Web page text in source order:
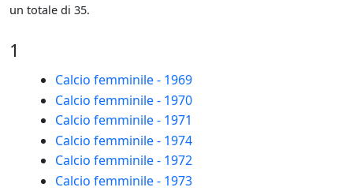
un totale di 35.
1
Calcio femminile - 1969
Calcio femminile - 1970
Calcio femminile - 1971
Calcio femminile - 1974
Calcio femminile - 1972
Calcio femminile - 1973